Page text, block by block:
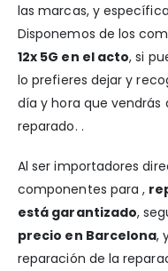
las marcas, y
Disponemos de los
12x 5G en el acto, si
lo prefieres dejar y
día y hora que
reparado. .
Al ser importadores
componentes para ,
está garantizado,
precio en Barcelona,
reparación de la